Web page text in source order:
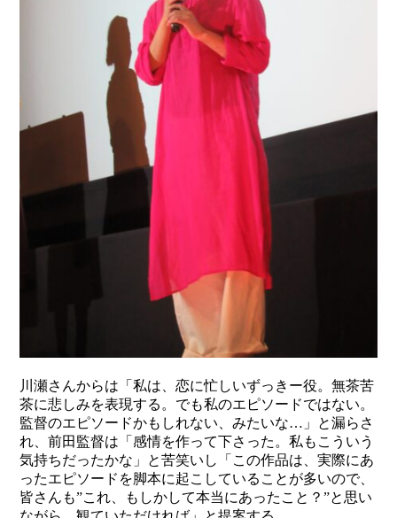
川瀬さんからは「私は、恋に忙しいずっきー役。無茶苦
茶に悲しみを表現する。でも私のエピソードではない。
監督のエピソードかもしれない、みたいな…」と漏らさ
れ、前田監督は「感情を作って下さった。私もこういう
気持ちだったかな」と苦笑いし「この作品は、実際にあ
ったエピソードを脚本に起こしていることが多いので、
皆さんも”これ、もしかして本当にあったこと？”と思い